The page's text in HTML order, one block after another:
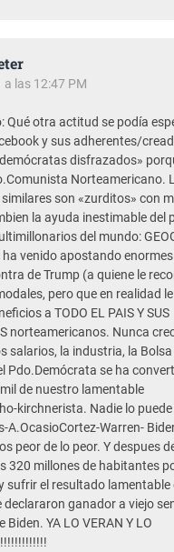
las 12:47 PM
Qué otra actitud se podía
y sus adherentes/
disfrazados»
Norteamericano.
son «zurditos» con
la ayuda inestimable del
del mundo:
ha venido apostando
de Trump (a quiene le
pero que en realidad
a TODO EL PAIS Y SUS
norteamericanos. Nunca
salarios, la industria, la Bolsa
Pdo.Demócrata se ha
de nuestro lamentable
kirchnerista. Nadie lo
A.OcasioCortez-Warren-
peor de lo peor. Y despues
320 millones de habitantes
sufrir el resultado lamentable
declararon ganador a viejo
YA LO VERAN Y LO